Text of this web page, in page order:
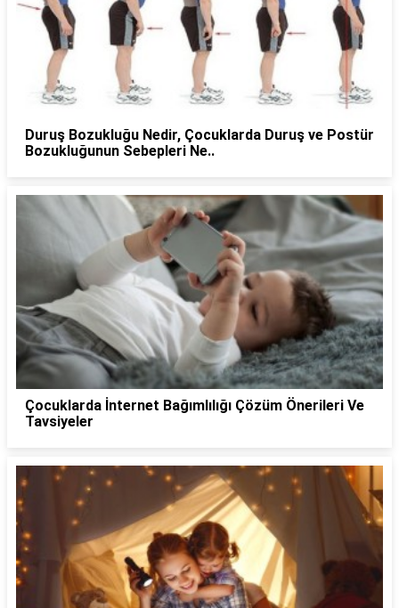
Duruş Bozukluğu Nedir, Çocuklarda Duruş ve Postür
Bozukluğunun Sebepleri Ne..
Çocuklarda İnternet Bağımlılığı Çözüm Önerileri Ve
Tavsiyeler